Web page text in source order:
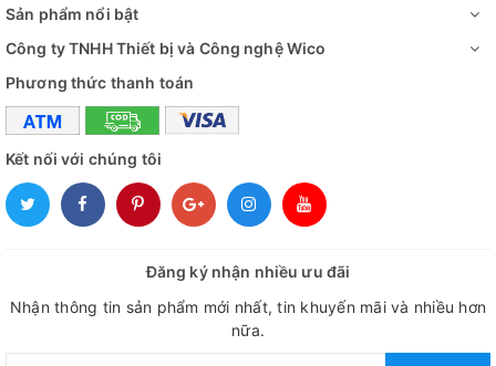
Sản phẩm nổi bật
Công ty TNHH Thiết bị và Công nghệ Wico
Phương thức thanh toán
Kết nối với chúng tôi
Đăng ký nhận nhiều ưu đãi
Nhận thông tin sản phẩm mới nhất, tin khuyến mãi và nhiều hơn
nữa.